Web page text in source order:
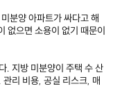
분양 아파트가 싸다고 해
없으면 소용이 없기 때문이
. 지방 미분양이 주택 수 산
리 비용, 공실 리스크, 매